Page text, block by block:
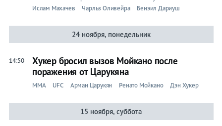
Ислам Махачев
Чарльз Оливейра Бенэил Дариуш
24 ноября, понедельник
14:50
Хукер бросил вызов Мойкано после
поражения от Царукяна
ММА UFC Арман Царукян Ренато Мойкано Дэн Хукер
15 ноября, суббота